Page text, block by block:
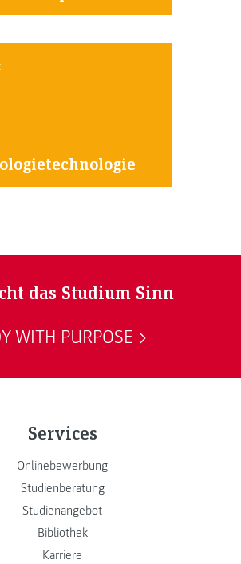
das Studium Sinn
WITH PURPOSE
Services
Onlinebewerbung
Studienberatung
Studienangebot
Bibliothek
Karriere